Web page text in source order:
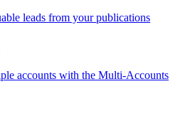
leads from your publications
accounts with the Multi-Accounts